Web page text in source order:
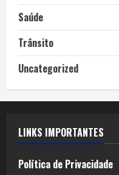
Saúde
Trânsito
Uncategorized
LINKS IMPORTANTES
Política de Privacidade